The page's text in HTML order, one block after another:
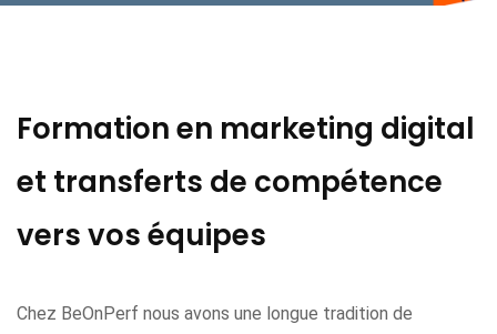
Formation en marketing digital
et transferts de compétence
vers vos équipes
Chez BeOnPerf nous avons une longue tradition de